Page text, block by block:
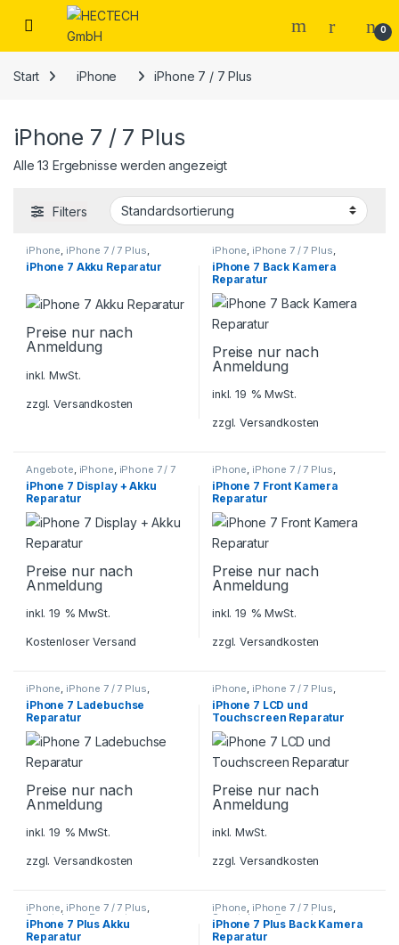
Open 0
Start iPhone iPhone 7 / 7 Plus
iPhone 7 / 7 Plus
Alle 13 Ergebnisse werden angezeigt
Filters
iPhone, iPhone 7 / 7 Plus,
Smartphone Reparatur
iPhone 7 Akku Reparatur
Preise nur nach
Anmeldung
inkl. MwSt.
zzgl.Versandkosten
iPhone, iPhone 7 / 7 Plus,
Smartphone Reparatur
iPhone 7 Back Kamera
Reparatur
Preise nur nach
Anmeldung
inkl. 19 % MwSt.
zzgl.Versandkosten
Angebote, iPhone, iPhone 7 / 7
Plus Smartphone Reparatur
iPhone 7 Display + Akku
Reparatur
Preise nur nach
Anmeldung
inkl. 19 % MwSt.
Kostenloser Versand
iPhone, iPhone 7 / 7 Plus,
Smartphone Reparatur
iPhone 7 Front Kamera
Reparatur
Preise nur nach
Anmeldung
inkl. 19 % MwSt.
zzgl.Versandkosten
iPhone, iPhone 7 / 7 Plus,
Smartphone Reparatur
iPhone 7 Ladebuchse
Reparatur
Preise nur nach
Anmeldung
inkl. 19 % MwSt.
zzgl.Versandkosten
iPhone, iPhone 7 / 7 Plus,
Smartphone Reparatur
iPhone 7 LCD und
Touchscreen Reparatur
Preise nur nach
Anmeldung
inkl. MwSt.
zzgl.Versandkosten
iPhone, iPhone 7 / 7 Plus,
Smartphone Reparatur
iPhone 7 Plus Akku
Reparatur
iPhone, iPhone 7 / 7 Plus,
Smartphone Reparatur
iPhone 7 Plus Back Kamera
Reparatur